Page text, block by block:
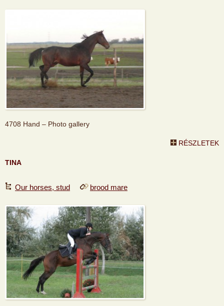
4708 Hand – Photo gallery
RÉSZLETEK
TINA
Our horses, stud brood mare